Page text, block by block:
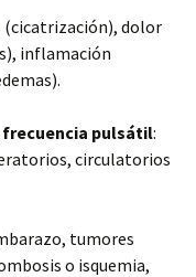
(cicatrización), dolor
inflamación
pulsátil:
circulatorios
tumores
o isquemia,